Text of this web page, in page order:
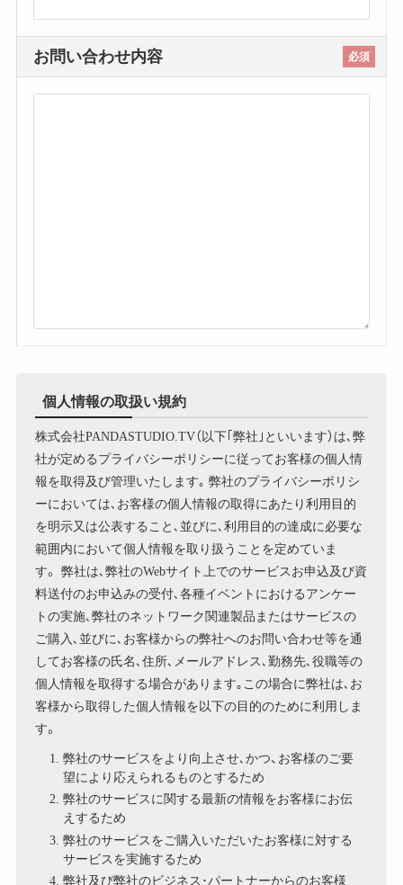
必須
お問い合わせ内容
個人情報の取扱い規約
株式会社PANDASTUDIO.TV（以下｢弊社｣といいます）は､弊
社が定めるプライバシーポリシーに従ってお客様の個人情
報を取得及び管理いたします｡ 弊社のプライバシーポリシ
ーにおいては､お客様の個人情報の取得にあたり利用目的
を明示又は公表すること､並びに､利用目的の達成に必要な
範囲内において個人情報を取り扱うことを定めていま
す。 弊社は､弊社のWebサイト上でのサービスお申込及び資
料送付のお申込みの受付､各種イベントにおけるアンケー
トの実施､弊社のネットワーク関連製品またはサービスの
ご購入､並びに､お客様からの弊社へのお問い合わせ等を通
してお客様の氏名､住所､メールアドレス､勤務先､役職等の
個人情報を取得する場合があります｡この場合に弊社は､お
客様から取得した個人情報を以下の目的のために利用しま
す。
弊社のサービスをより向上させ､かつ、お客様のご要
望により応えられるものとするため
弊社のサービスに関する最新の情報をお客様にお伝
えするため
弊社のサービスをご購入いただいたお客様に対する
サービスを実施するため
弊社及び弊社のビジネス･パートナーからのお客様